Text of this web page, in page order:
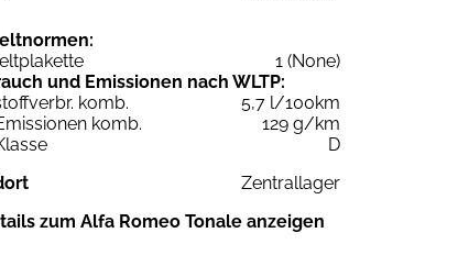
1 (None)
und Emissionen nach WLTP:
komb.
5,7 l/100km
komb.
129 g/km
D
Zentrallager
zum Alfa Romeo Tonale anzeigen